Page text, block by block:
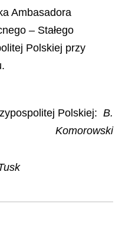
Ambasadora
– Stałego
Polskiej przy
Polskiej: B.
Komorowski